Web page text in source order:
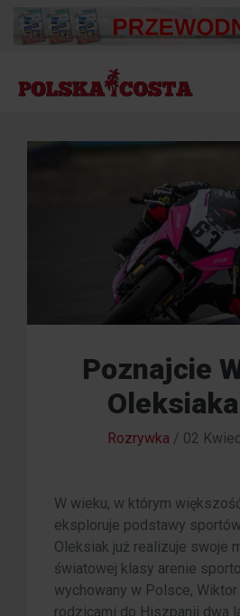
Poznajcie
Rozrywka / 02
W wieku, w którym
eksploruje podstawy
Oleksiak już realizuje swoje
światowej klasy arenie
wychowany w Polsce,
rodzicami do Hiszpanii dwa